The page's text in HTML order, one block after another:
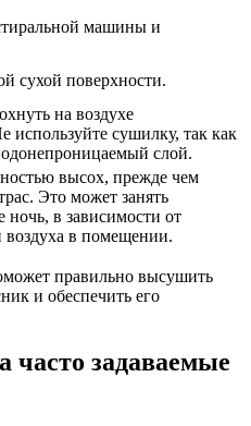
машины и
сухой поверхности.
на воздухе
используйте сушилку, так как
слой.
высох, прежде чем
Это может занять
ночь, в зависимости от
в помещении.
правильно высушить
и обеспечить его
часто задаваемые